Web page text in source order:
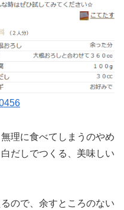
理に食べてしまうのやめ
だしでつくる、美味しい
ので、余すところのない